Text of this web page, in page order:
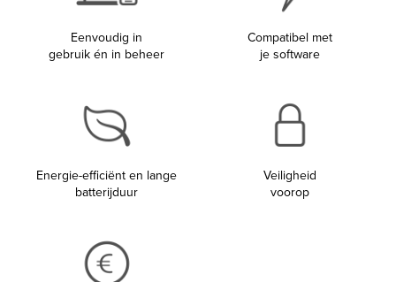
Eenvoudig in
gebruik én in beheer
Compatibel met
je software
Energie-efficiënt en lange
batterijduur
Veiligheid
voorop